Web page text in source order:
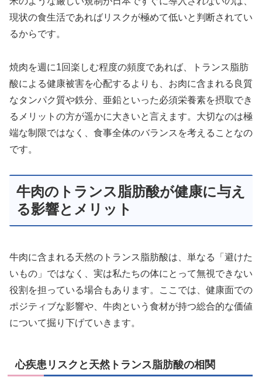
現状の食生活であればリスクが極めて低いと判断されてい
るからです。
焼肉を週に1回楽しむ程度の頻度であれば、トランス脂肪
酸による健康被害を心配するよりも、お肉に含まれる良質
なタンパク質や鉄分、亜鉛といった必須栄養素を摂取でき
るメリットの方が遥かに大きいと言えます。大切なのは極
端な制限ではなく、食事全体のバランスを考えることなの
です。
牛肉のトランス脂肪酸が健康に与え
る影響とメリット
牛肉に含まれる天然のトランス脂肪酸は、単なる「避けた
いもの」ではなく、実は私たちの体にとって無視できない
役割を担っている場合もあります。ここでは、健康面での
ポジティブな影響や、牛肉という食材が持つ総合的な価値
について掘り下げていきます。
心疾患リスクと天然トランス脂肪酸の相関